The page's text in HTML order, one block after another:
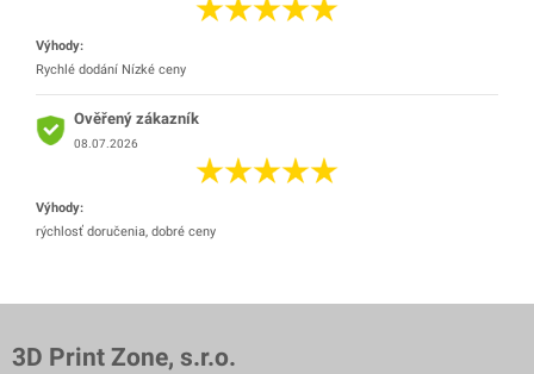
Výhody:
Rychlé dodání Nízké ceny
Ověřený zákazník
08.07.2026
Výhody:
rýchlosť doručenia, dobré ceny
3D Print Zone, s.r.o.